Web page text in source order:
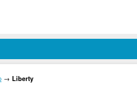
→ Liberty